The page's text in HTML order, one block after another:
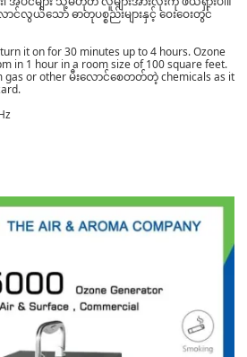
င်လွယ်သော ဓာတုပစ္စည်းများနှင့် ဝေးဝေးတွင်
it on for 30 minutes up to 4 hours. Ozone
in 1 hour in a room size of 100 square feet.
gas or otherမီးလောင်စေတတ်တဲ့ chemicals as it